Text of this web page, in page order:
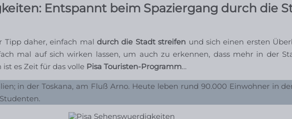
Entspannt beim Spaziergang durch die
Tipp daher, einfach maldurch die Stadt streifen und sich einen ersten
mal auf sich wirken lassen, um auch zu erkennen, dass mehr in der
ist es Zeit für das volle Pisa Touristen-Programm…
in der Toskana, am Fluß Arno. Heute leben rund 90.000 Einwohner in